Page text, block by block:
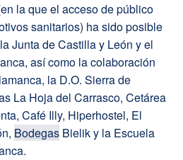
la que el acceso de público
sanitarios) ha sido posible
Junta de Castilla y León y el
así como la colaboración
la D.O. Sierra de
La Hoja del Carrasco, Cetárea
Café Illy, Hiperhostel, El
Bodegas Bielik y la Escuela